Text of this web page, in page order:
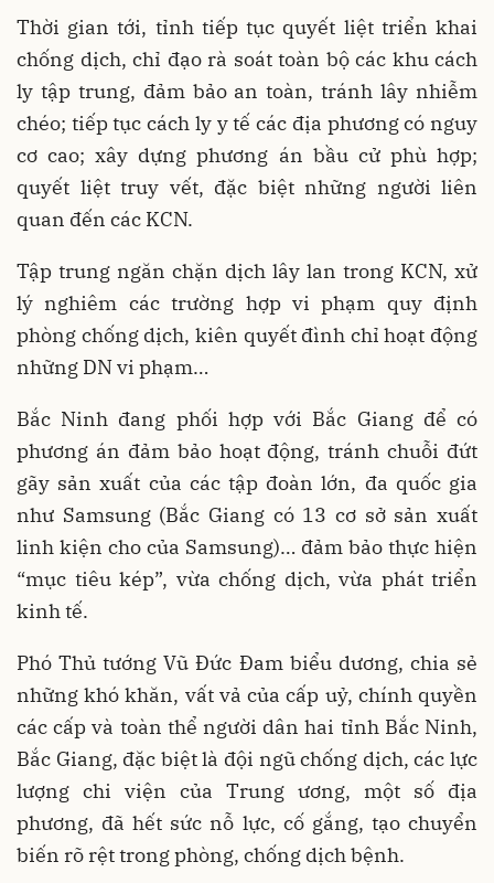
Thời gian tới, tỉnh tiếp tục quyết liệt triển khai
chống dịch, chỉ đạo rà soát toàn bộ các khu cách
ly tập trung, đảm bảo an toàn, tránh lây nhiễm
chéo; tiếp tục cách ly y tế các địa phương có nguy
cơ cao; xây dựng phương án bầu cử phù hợp;
quyết liệt truy vết, đặc biệt những người liên
quan đến các KCN.
Tập trung ngăn chặn dịch lây lan trong KCN, xử
lý nghiêm các trường hợp vi phạm quy định
phòng chống dịch, kiên quyết đình chỉ hoạt động
những DN vi phạm…
Bắc Ninh đang phối hợp với Bắc Giang để có
phương án đảm bảo hoạt động, tránh chuỗi đứt
gãy sản xuất của các tập đoàn lớn, đa quốc gia
như Samsung (Bắc Giang có 13 cơ sở sản xuất
linh kiện cho của Samsung)… đảm bảo thực hiện
“mục tiêu kép”, vừa chống dịch, vừa phát triển
kinh tế.
Phó Thủ tướng Vũ Đức Đam biểu dương, chia sẻ
những khó khăn, vất vả của cấp uỷ, chính quyền
các cấp và toàn thể người dân hai tỉnh Bắc Ninh,
Bắc Giang, đặc biệt là đội ngũ chống dịch, các lực
lượng chi viện của Trung ương, một số địa
phương, đã hết sức nỗ lực, cố gắng, tạo chuyển
biến rõ rệt trong phòng, chống dịch bệnh.